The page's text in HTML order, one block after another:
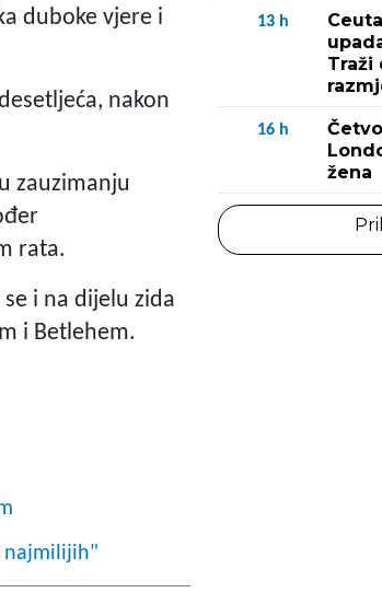
duboke vjere i
nakon
zauzimanju
rata.
i na dijelu zida
i Betlehem.
najmilijih"
13 h
Traži
16 h
žena